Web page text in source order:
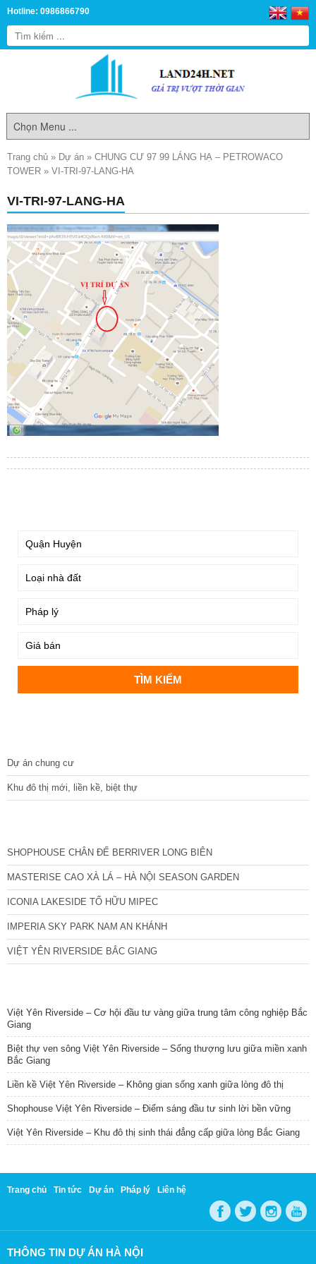
Hotline: 0986866790
Trang chủ » Dự án » CHUNG CƯ 97 99 LÁNG HẠ – PETROWACO
TOWER » VI-TRI-97-LANG-HA
VI-TRI-97-LANG-HA
Dự án chung cư
Khu đô thị mới, liền kề, biệt thự
SHOPHOUSE CHÂN ĐẾ BERRIVER LONG BIÊN
MASTERISE CAO XÀ LÁ – HÀ NỘI SEASON GARDEN
ICONIA LAKESIDE TỐ HỮU MIPEC
IMPERIA SKY PARK NAM AN KHÁNH
VIỆT YÊN RIVERSIDE BẮC GIANG
Việt Yên Riverside – Cơ hội đầu tư vàng giữa trung tâm công nghiệp Bắc
Giang
Biệt thự ven sông Việt Yên Riverside – Sống thượng lưu giữa miền xanh
Bắc Giang
Liền kề Việt Yên Riverside – Không gian sống xanh giữa lòng đô thị
Shophouse Việt Yên Riverside – Điểm sáng đầu tư sinh lời bền vững
Việt Yên Riverside – Khu đô thị sinh thái đẳng cấp giữa lòng Bắc Giang
Trang chủ Tin tức Dự án Pháp lý Liên hệ
THÔNG TIN DỰ ÁN HÀ NỘI